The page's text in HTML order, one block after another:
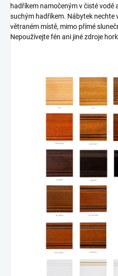
hadříkem namočeným v čisté vodě
suchým hadříkem. Nábytek nechte
větraném místě, mimo přímé
Nepoužívejte fén ani jiné zdroje